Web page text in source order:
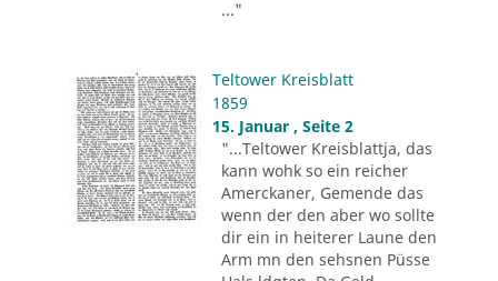
..."
Teltower Kreisblatt
1859
15. Januar , Seite 2
"...Teltower Kreisblattja, das
kann wohk so ein reicher
Amerckaner, Gemende das
wenn der den aber wo sollte
dir ein in heiterer Laune den
Arm mn den sehsnen Püsse